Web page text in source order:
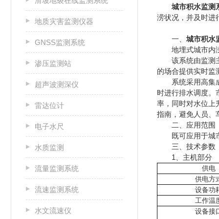
地质灾害监测仪器
GNSS监测系统
渗压监测站
超声波测深仪
雷达位计
电子水尺
水质监测
流量监测系统
流速监测系统
水文流速仪
城市积水监测
涝状况，并及时进
一、 城市积水
地埋式城市内涝
该系统由监测主
的场合提供实时监
系统采用高集成
时进行排水调度。
率，同时对水位上
指南，避免人员、
二、应用范围
既可应用于城市
三、技术参数
1、主机部分
供电
供电方
设备功
工作温
设备接